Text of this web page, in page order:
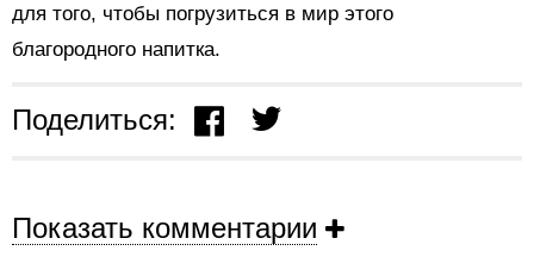
для того, чтобы погрузиться в мир этого
благородного напитка.
Поделиться:
Показать комментарии